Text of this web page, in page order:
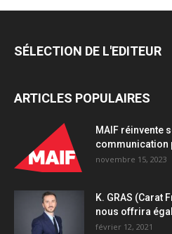
SÉLECTION DE L'EDITEUR
ARTICLES POPULAIRES
MAIF réinvente
communication
novembre 15, 2023
K. GRAS (Carat
nous offrira
février 12, 2021